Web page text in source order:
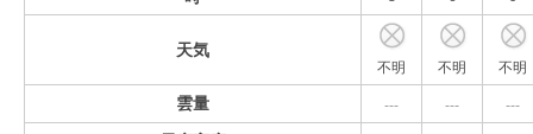
天気
不明 不明 不明
雲量 --- --- ---